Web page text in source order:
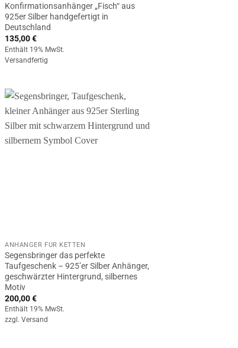
Konfirmationsanhänger „Fisch“ aus
925er Silber handgefertigt in
Deutschland
135,00€
Enthält 19% MwSt.
Versandfertig
ANHÄNGER FÜR KETTEN
Segensbringer das perfekte
Taufgeschenk – 925’er Silber Anhänger,
geschwärzter Hintergrund, silbernes
Motiv
200,00€
Enthält 19% MwSt.
zzgl.Versand